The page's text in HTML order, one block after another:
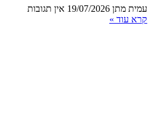
עמית מתן 19/07/2026 אין תגובות
קרא עוד »